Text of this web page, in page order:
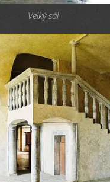
Velký sál